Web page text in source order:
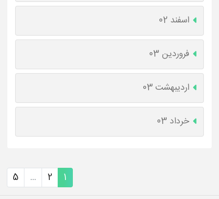
اسفند 02
فروردین 03
اردیبهشت 03
خرداد 03
1
2
...
5